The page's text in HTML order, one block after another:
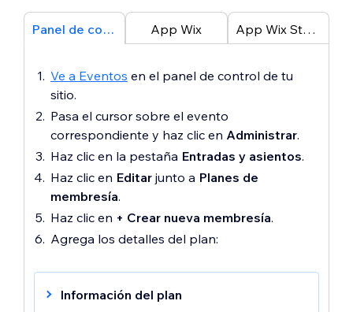
Panel de control App Wix App Wix Studio
Ve a Eventos en el panel de control de tu
sitio.
Pasa el cursor sobre el evento
correspondiente y haz clic en Administrar.
Haz clic en la pestaña Entradas y asientos.
Haz clic en Editar junto a Planes de
membresía.
Haz clic en + Crear nueva membresía.
Agrega los detalles del plan:
Información del plan